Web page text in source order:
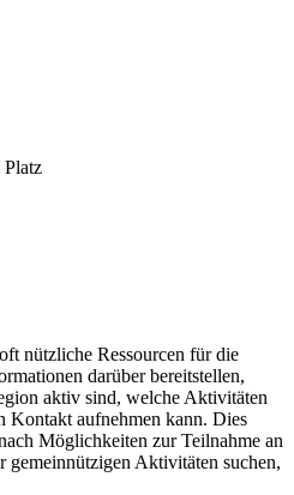
Platz
nützliche Ressourcen für die
darüber bereitstellen,
aktiv sind, welche Aktivitäten
Kontakt aufnehmen kann. Dies
Möglichkeiten zur Teilnahme an
gemeinnützigen Aktivitäten suchen,